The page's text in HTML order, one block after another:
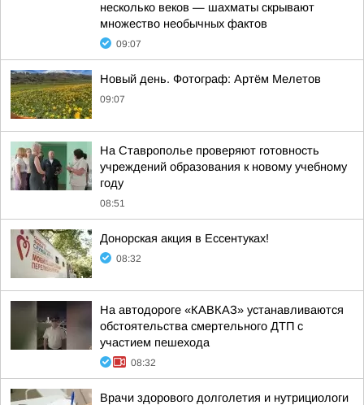
несколько веков — шахматы скрывают
множество необычных фактов
09:07
Новый день. Фотограф: Артём Мелетов
09:07
На Ставрополье проверяют готовность
учреждений образования к новому учебному
году
08:51
Донорская акция в Ессентуках!
08:32
На автодороге «КАВКАЗ» устанавливаются
обстоятельства смертельного ДТП с
участием пешехода
08:32
Врачи здорового долголетия и нутрициологи